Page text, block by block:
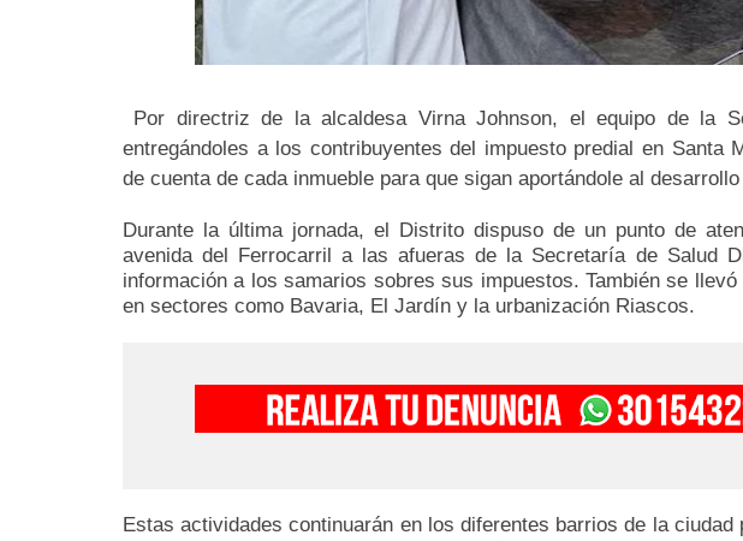
Por directriz de la alcaldesa Virna Johnson, el equipo de la
entregándoles a los contribuyentes del impuesto predial en Santa
de cuenta de cada inmueble para que sigan aportándole al
Durante la última jornada, el Distrito dispuso de un punto de
avenida del Ferrocarril a las afueras de la Secretaría de Salud
información a los samarios sobres sus impuestos. También se
en sectores como Bavaria, El Jardín y la urbanización Riascos.
Estas actividades continuarán en los diferentes barrios de la